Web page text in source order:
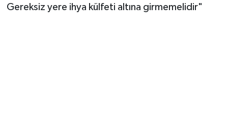
Gereksiz yere ihya külfeti altına girmemelidir"